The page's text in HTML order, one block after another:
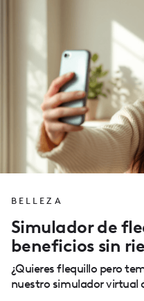
BELLEZA
Simulador de
beneficios sin
¿Quieres flequillo pero
nuestro simulador virtual